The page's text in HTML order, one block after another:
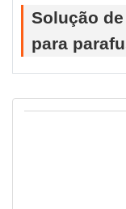
Solução
para